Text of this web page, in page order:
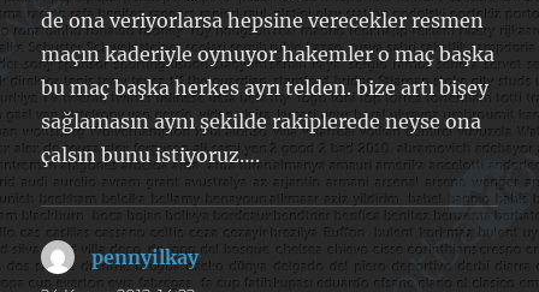
de ona veriyorlarsa hepsine verecekler resmen
maçın kaderiyle oynuyor hakemler o maç başka
bu maç başka herkes ayrı telden. bize artı bişey
sağlamasın aynı şekilde rakiplerede neyse ona
çalsın bunu istiyoruz….
pennyilkaydedi